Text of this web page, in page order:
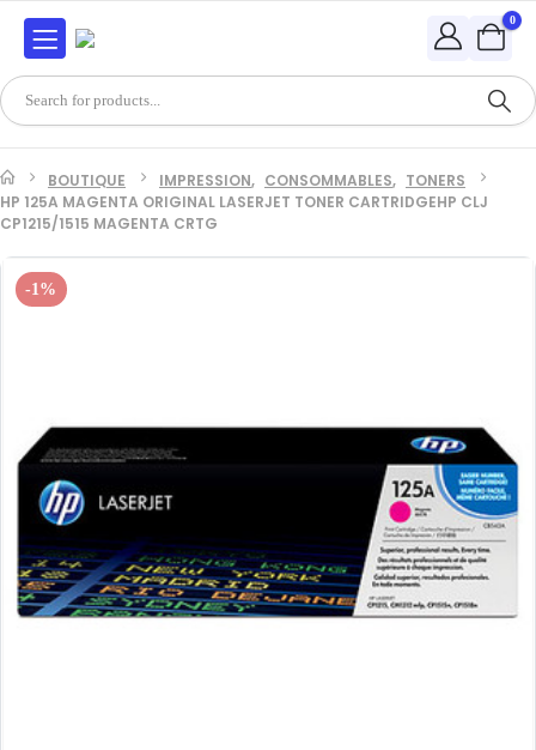
0
BOUTIQUE IMPRESSION, CONSOMMABLES, TONERS
HP 125A MAGENTA ORIGINAL LASERJET TONER CARTRIDGEHP CLJ
CP1215/1515 MAGENTA CRTG
-1%